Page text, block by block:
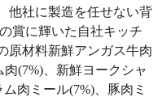
他社に製造を任せない背
賞に輝いた自社キッチ
原材料新鮮アンガス牛肉
(7%)、新鮮ヨークシャ
肉ミール(7%)、豚肉ミ